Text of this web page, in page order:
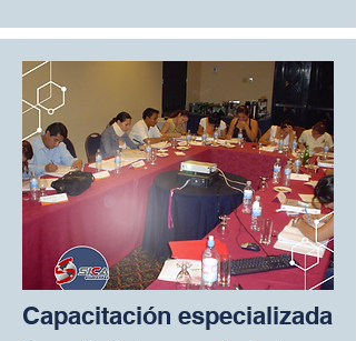
Capacitación especializada